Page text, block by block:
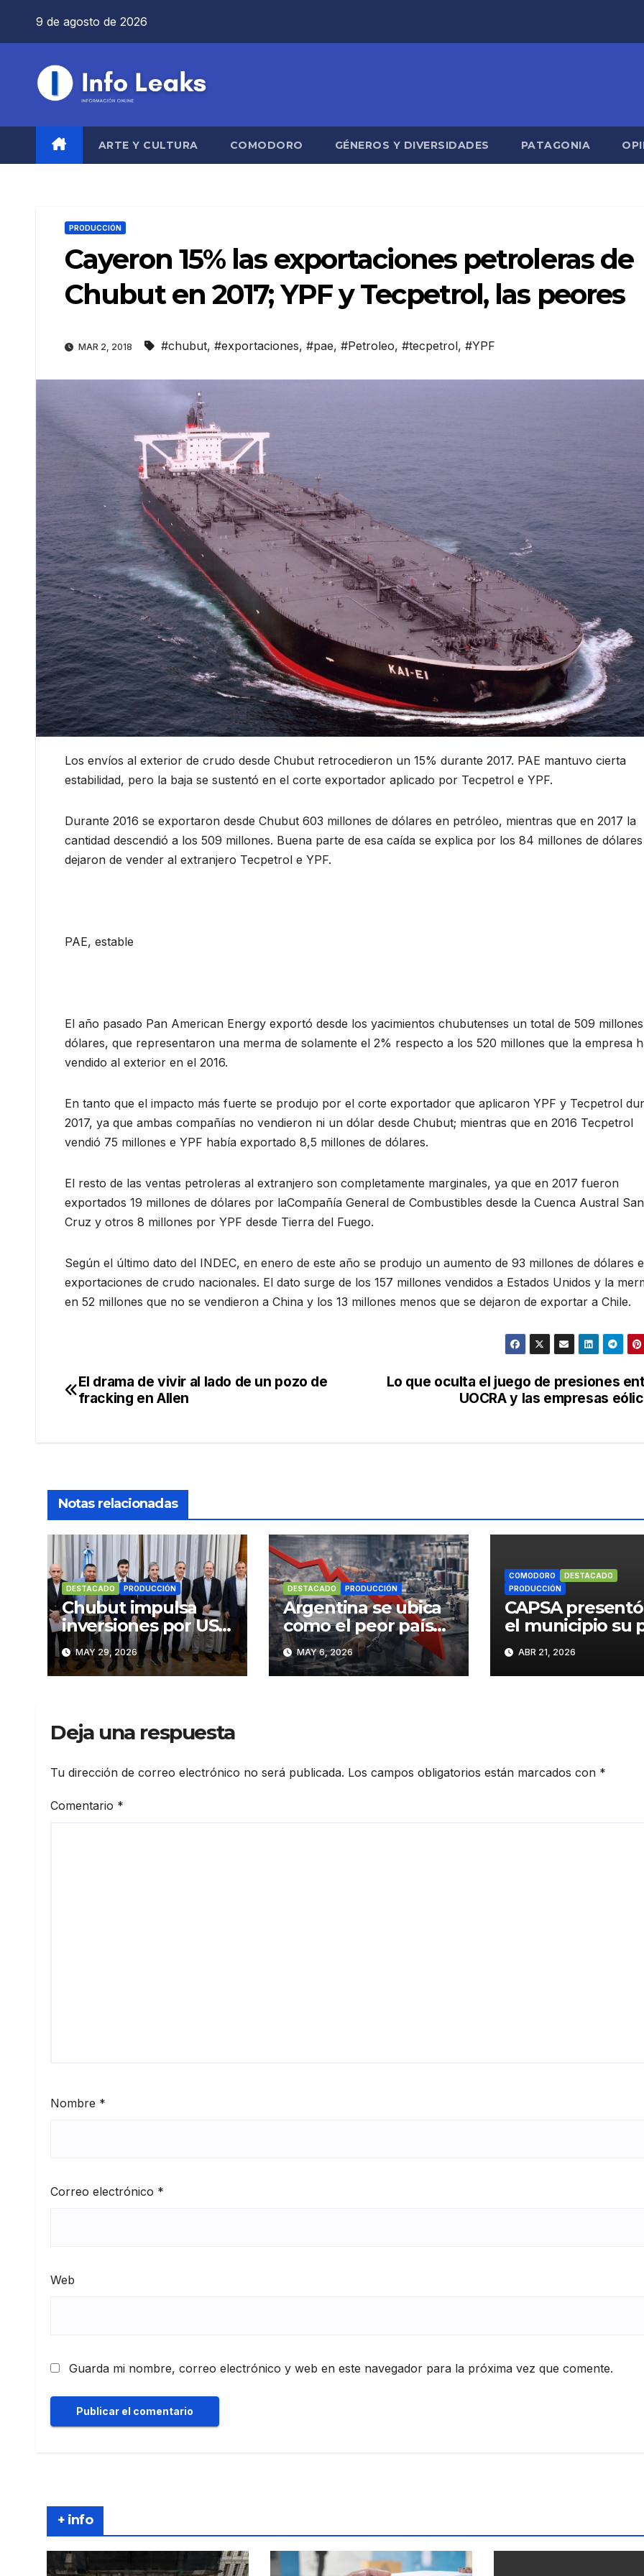
9 de agosto de 2026
ARTE Y CULTURA COMODORO GÉNEROS Y DIVERSIDADES PATAGONIA
PRODUCCIÓN
Cayeron 15% las exportaciones petroleras de
Chubut en 2017; YPF y Tecpetrol, las peores
MAR 2, 2018 #chubut, #exportaciones, #pae, #Petroleo, #tecpetrol, #YPF
Los envíos al exterior de crudo desde Chubut retrocedieron un 15% durante 2017. PAE mantuvo cierta
estabilidad, pero la baja se sustentó en el corte exportador aplicado por Tecpetrol e YPF.
Durante 2016 se exportaron desde Chubut 603 millones de dólares en petróleo, mientras que en 2017 la
cantidad descendió a los 509 millones. Buena parte de esa caída se explica por los 84 millones de
dejaron de vender al extranjero Tecpetrol e YPF.
PAE, estable
El año pasado Pan American Energy exportó desde los yacimientos chubutenses un total de 509
dólares, que representaron una merma de solamente el 2% respecto a los 520 millones que la empresa
vendido al exterior en el 2016.
En tanto que el impacto más fuerte se produjo por el corte exportador que aplicaron YPF y Tecpetrol
2017, ya que ambas compañías no vendieron ni un dólar desde Chubut; mientras que en 2016 Tecpetrol
vendió 75 millones e YPF había exportado 8,5 millones de dólares.
El resto de las ventas petroleras al extranjero son completamente marginales, ya que en 2017 fueron
exportados 19 millones de dólares por laCompañía General de Combustibles desde la Cuenca Austral
Cruz y otros 8 millones por YPF desde Tierra del Fuego.
Según el último dato del INDEC, en enero de este año se produjo un aumento de 93 millones de dólares
exportaciones de crudo nacionales. El dato surge de los 157 millones vendidos a Estados Unidos y la
en 52 millones que no se vendieron a China y los 13 millones menos que se dejaron de exportar a Chile.
Navegación
Lo que oculta el juego de presiones
UOCRA y las empresas
El drama de vivir al lado de un pozo de
fracking en Allen
Notas relacionadas
DESTACADO PRODUCCIÓN
Chubut impulsa
inversiones por USD
680 millones para
fortalecer la
actividad en Cerro
MAY 29, 2026
DESTACADO PRODUCCIÓN
Argentina se ubica
como el peor país
del mundo en
industria
MAY 6, 2026
COMODORO
DESTACADO
PRODUCCIÓN
CAPSA
el municipio su
de inversiones
ABR 21, 2026
Deja una respuesta
Tu dirección de correo electrónico no será publicada. Los campos obligatorios están marcados con *
Comentario *
Nombre *
Correo electrónico *
Web
Guarda mi nombre, correo electrónico y web en este navegador para la próxima vez que comente.
+ info